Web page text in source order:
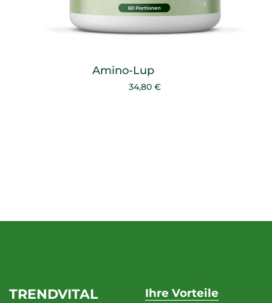
Amino-Lup
34,80 €
TRENDVITAL Ihre Vorteile